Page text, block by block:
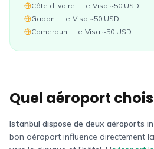
Côte d'Ivoire — e-Visa ~50 USD
Gabon — e-Visa ~50 USD
Cameroun — e-Visa ~50 USD
Quel aéroport
Istanbul dispose de deux aéroports
bon aéroport influence directement